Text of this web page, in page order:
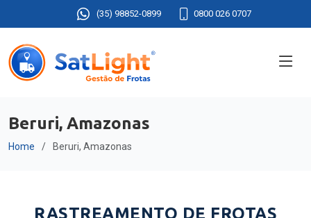
(35) 98852-0899 0800 026 0707
Beruri, Amazonas
Home Beruri, Amazonas
RASTREAMENTO DE FROTAS